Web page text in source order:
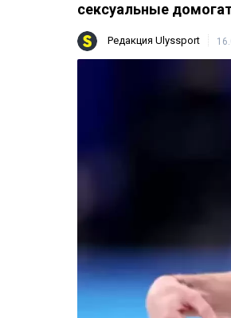
сексуальные
Редакция Ulyssport